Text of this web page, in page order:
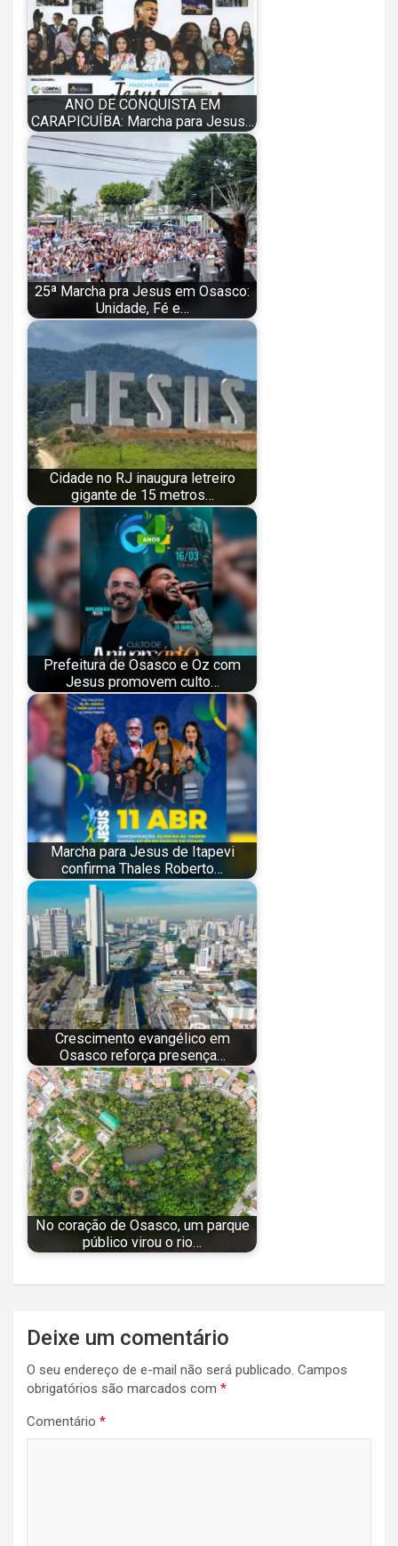
ANO DE CONQUISTA EM
CARAPICUÍBA: Marcha para Jesus…
25ª Marcha pra Jesus em Osasco:
Unidade, Fé e…
Cidade no RJ inaugura letreiro
gigante de 15 metros…
Prefeitura de Osasco e Oz com
Jesus promovem culto…
Marcha para Jesus de Itapevi
confirma Thales Roberto…
Crescimento evangélico em
Osasco reforça presença…
No coração de Osasco, um parque
público virou o rio…
Navegação
de
Post
Deixe um comentário
O seu endereço de e-mail não será publicado. Campos
obrigatórios são marcados com *
Comentário *